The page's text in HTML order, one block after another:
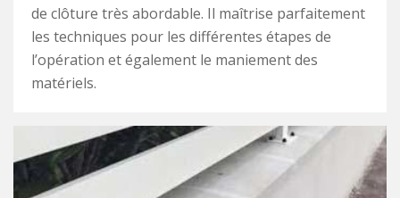
de clôture très abordable. Il maîtrise parfaitement
les techniques pour les différentes étapes de
l’opération et également le maniement des
matériels.